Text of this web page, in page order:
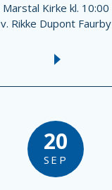
Marstal Kirke kl. 10:00
v. Rikke Dupont Faurby
20
SEP